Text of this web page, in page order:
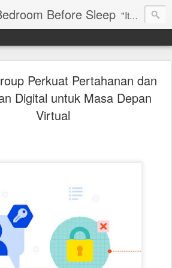
Before Sleep "Its my life to be exist in the world"
Perkuat Pertahanan dan
Digital untuk Masa Depan
Virtual